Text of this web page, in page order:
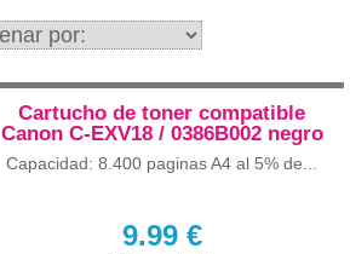
Cartucho de toner compatible
Canon C-EXV18 / 0386B002 negro
Capacidad: 8.400 paginas A4 al 5% de...
9.99€